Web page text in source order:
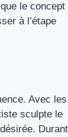
le concept
à l’étape
Avec les
sculpte le
Durant